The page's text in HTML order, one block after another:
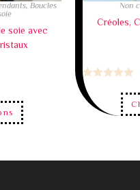
, Boucles
soie avec
Non
Créoles,
N
o
s